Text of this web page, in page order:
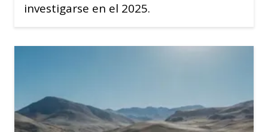
investigarse en el 2025.